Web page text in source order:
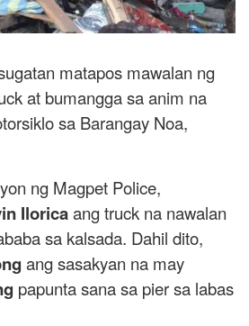
matapos mawalan ng
at bumangga sa anim na
sa Barangay Noa,
ng Magpet Police,
Iloricaang truck na nawalan
sa kalsada. Dahil dito,
ang sasakyan na may
papunta sana sa pier sa labas